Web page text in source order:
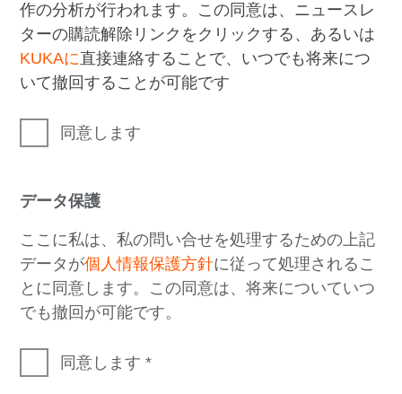
作の分析が行われます。この同意は、ニュースレ
ターの購読解除リンクをクリックする、あるいは
KUKAに直接連絡することで、いつでも将来につ
いて撤回することが可能です
同意します
データ保護
ここに私は、私の問い合せを処理するための上記
データが個人情報保護方針に従って処理されるこ
とに同意します。この同意は、将来についていつ
でも撤回が可能です。
同意します